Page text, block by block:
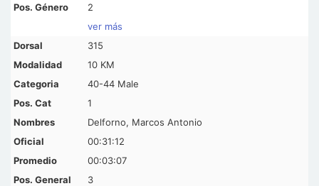
2
ver más
315
10 KM
40-44 Male
1
Delforno, Marcos Antonio
00:31:12
00:03:07
3